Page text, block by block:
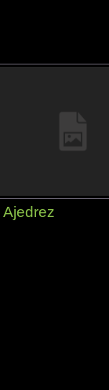
Ajedrez